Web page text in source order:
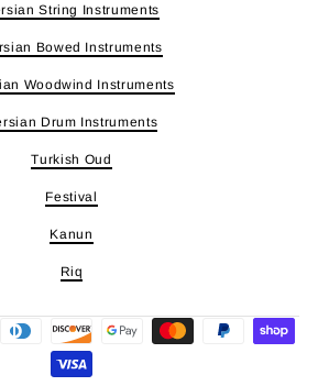
String Instruments
Bowed Instruments
Woodwind Instruments
Drum Instruments
Turkish Oud
Festival
Kanun
Riq